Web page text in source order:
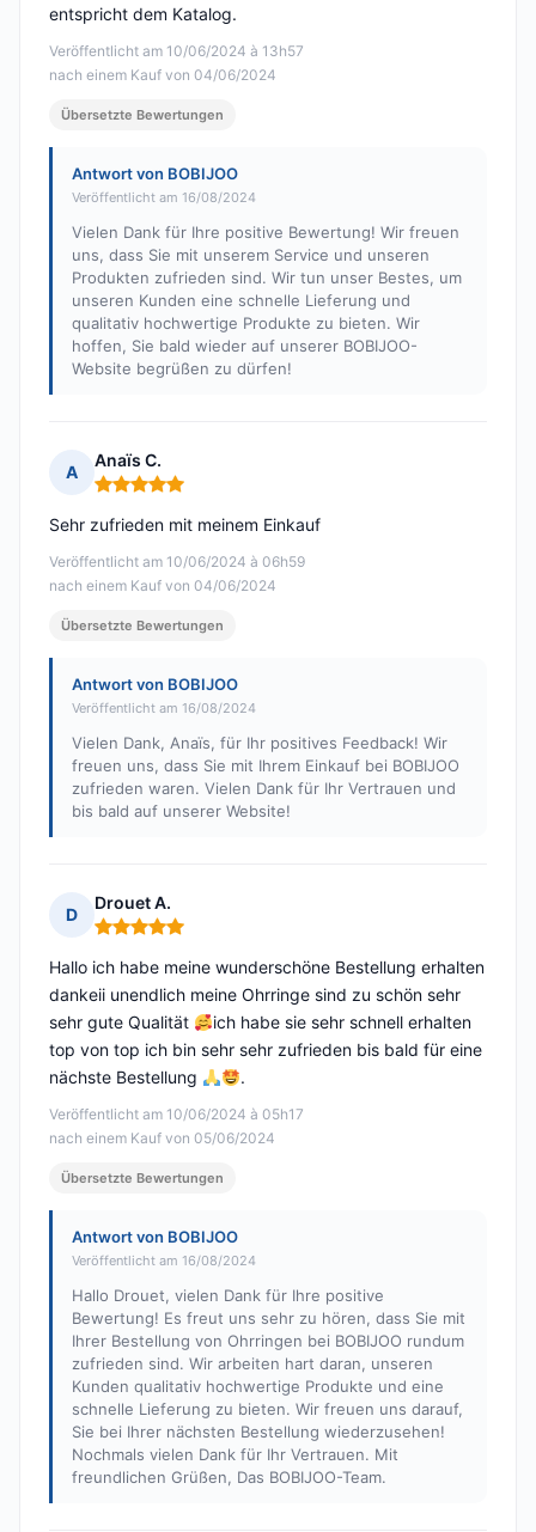
Veröffentlicht am 10/06/2024 à 13h57
nach einem Kauf von 04/06/2024
entspricht dem Katalog.
Übersetzte Bewertungen
Antwort von BOBIJOO
Veröffentlicht am 16/08/2024
Vielen Dank für Ihre positive Bewertung! Wir freuen
uns, dass Sie mit unserem Service und unseren
Produkten zufrieden sind. Wir tun unser Bestes, um
unseren Kunden eine schnelle Lieferung und
qualitativ hochwertige Produkte zu bieten. Wir
hoffen, Sie bald wieder auf unserer BOBIJOO-
Website begrüßen zu dürfen!
A
Anaïs C.
Hinweis: 5 von 5
Veröffentlicht am 10/06/2024 à 06h59
nach einem Kauf von 04/06/2024
Sehr zufrieden mit meinem Einkauf
Übersetzte Bewertungen
Antwort von BOBIJOO
Veröffentlicht am 16/08/2024
Vielen Dank, Anaïs, für Ihr positives Feedback! Wir
freuen uns, dass Sie mit Ihrem Einkauf bei BOBIJOO
zufrieden waren. Vielen Dank für Ihr Vertrauen und
bis bald auf unserer Website!
D
Drouet A.
Hinweis: 5 von 5
Veröffentlicht am 10/06/2024 à 05h17
nach einem Kauf von 05/06/2024
Hallo ich habe meine wunderschöne Bestellung erhalten
dankeii unendlich meine Ohrringe sind zu schön sehr
sehr gute Qualität
ich habe sie sehr schnell erhalten
top von top ich bin sehr sehr zufrieden bis bald für eine
nächste Bestellung
.
Übersetzte Bewertungen
Antwort von BOBIJOO
Veröffentlicht am 16/08/2024
Hallo Drouet, vielen Dank für Ihre positive
Bewertung! Es freut uns sehr zu hören, dass Sie mit
Ihrer Bestellung von Ohrringen bei BOBIJOO rundum
zufrieden sind. Wir arbeiten hart daran, unseren
Kunden qualitativ hochwertige Produkte und eine
schnelle Lieferung zu bieten. Wir freuen uns darauf,
Sie bei Ihrer nächsten Bestellung wiederzusehen!
Nochmals vielen Dank für Ihr Vertrauen. Mit
freundlichen Grüßen, Das BOBIJOO-Team.